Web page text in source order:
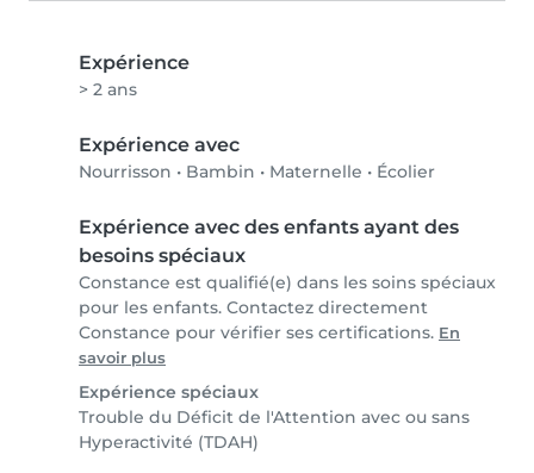
Expérience
> 2 ans
Expérience avec
Nourrisson • Bambin • Maternelle • Écolier
Expérience avec des enfants ayant des
besoins spéciaux
Constance est qualifié(e) dans les soins spéciaux
pour les enfants. Contactez directement
Constance pour vérifier ses certifications. En
savoir plus
Expérience spéciaux
Trouble du Déficit de l'Attention avec ou sans
Hyperactivité (TDAH)